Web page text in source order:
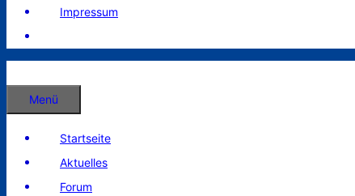
Impressum
Menü
Startseite
Aktuelles
Forum